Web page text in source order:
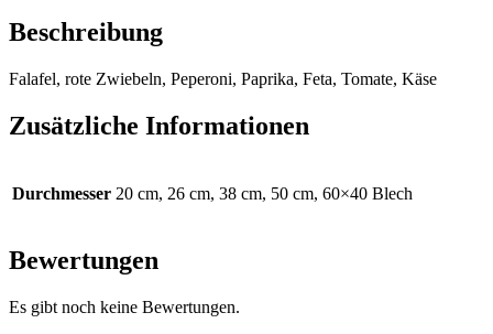
Beschreibung
Falafel, rote Zwiebeln, Peperoni, Paprika, Feta, Tomate, Käse
Zusätzliche Informationen
Durchmesser 20 cm, 26 cm, 38 cm, 50 cm, 60×40 Blech
Bewertungen
Es gibt noch keine Bewertungen.